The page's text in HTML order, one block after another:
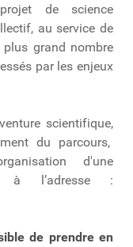
de science
au service de
grand nombre
par les enjeux
scientifique,
du parcours,
d'une
à l’adresse :
de prendre en